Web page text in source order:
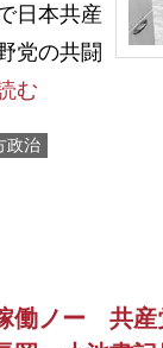
日本共産
党の共闘
む
政治
働ノー 共産